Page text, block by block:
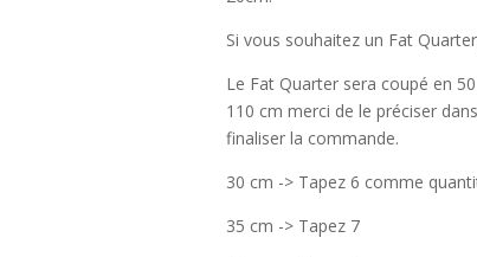
Si vous souhaitez un Fat
Le Fat Quarter sera coupé en
110 cm merci de le préciser
finaliser la commande.
30 cm -> Tapez 6 comme
35 cm -> Tapez 7